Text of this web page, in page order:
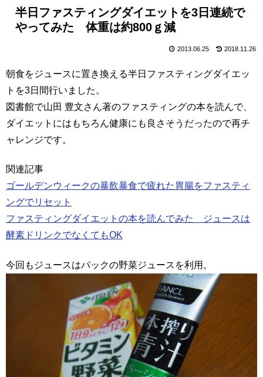
半日ファスティングダイエットを3日連続で
やってみた 体重は約800ｇ減
2018.11.26
2013.06.25
朝食をジュースに置き換える半日ファスティングダイエッ
トを3日間行いました。
図書館で山田 豊文さん著のファスティングの本を読んで、
ダイエットにはもちろん健康にも良さそうだったので再チ
ャレンジです。
関連記事
ゴールデンウィークの暴飲暴食で疲れた胃腸をファスティ
ングでリセット
ファスティングダイエットの本を読んでみた ジュースは
酵素ドリンクでなくてもOK
今回もジュースはパックの野菜ジュースを利用。